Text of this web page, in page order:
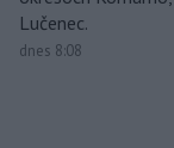
Lučenec.
dnes 8:08